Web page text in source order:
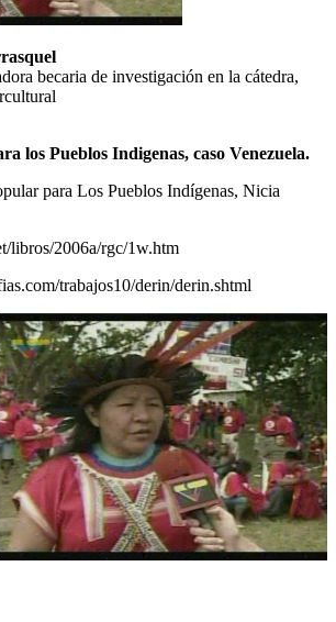
becaria de investigación en la cátedra,
los Pueblos Indigenas, caso Venezuela.
para Los Pueblos Indígenas, Nicia
libros/2006a/rgc/1w.htm
trabajos10/derin/derin.shtml